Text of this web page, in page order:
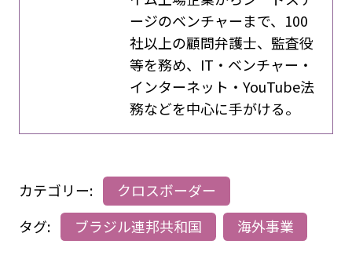
ージのベンチャーまで、100
社以上の顧問弁護士、監査役
等を務め、IT・ベンチャー・
インターネット・YouTube法
務などを中心に手がける。
カテゴリー:
クロスボーダー
タグ:
ブラジル連邦共和国 海外事業